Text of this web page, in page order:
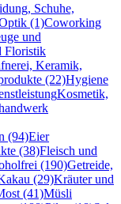
Schuhe,
(1)Coworking
und
Floristik
Keramik,
(22)Hygiene
Kosmetik,
(94)Eier
(38)Fleisch und
(190)Getreide,
(29)Kräuter und
(41)Müsli